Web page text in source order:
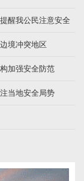
醒我公民注意安全
境冲突地区
加强安全防范
当地安全局势